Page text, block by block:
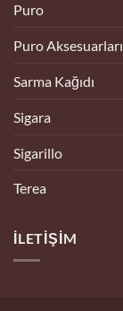
Puro
Puro Aksesuarları
Sarma Kağıdı
Sigara
Sigarillo
Terea
İLETIŞIM